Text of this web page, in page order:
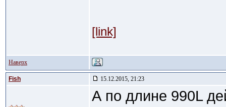
[link]
Наверх
Fish 15.12.2015, 21:23
А по длине 990L